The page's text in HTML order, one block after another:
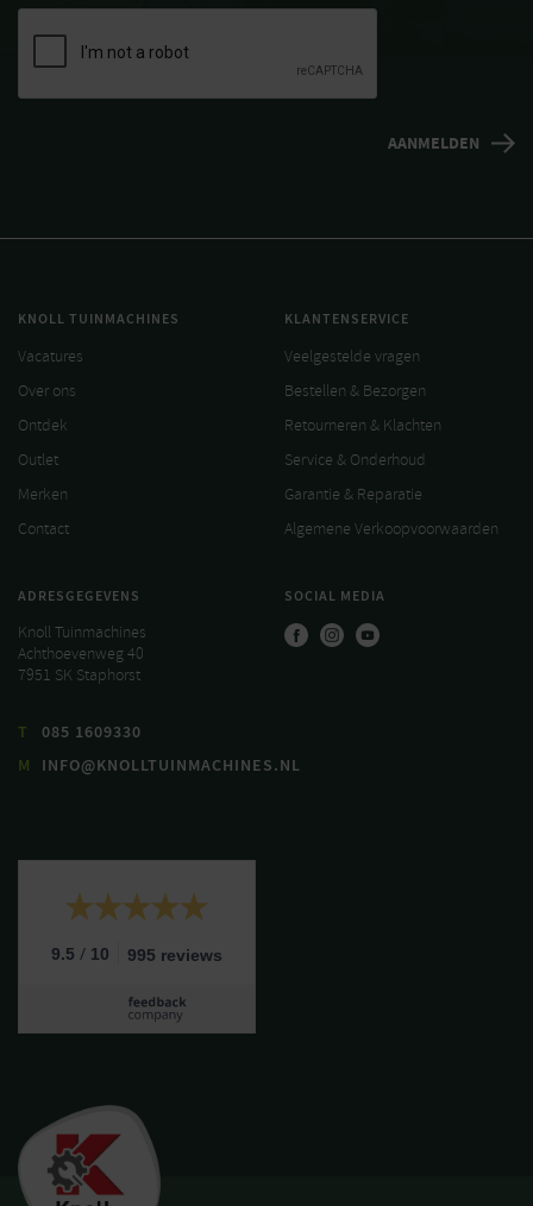
KNOLL TUINMACHINES
Vacatures
Over ons
Ontdek
Outlet
Merken
Contact
KLANTENSERVICE
Veelgestelde vragen
Bestellen & Bezorgen
Retourneren & Klachten
Service & Onderhoud
Garantie & Reparatie
Algemene Verkoopvoorwaarden
ADRESGEGEVENS
Knoll Tuinmachines
Achthoevenweg 40
7951 SK Staphorst
T
085 1609330
M
INFO@KNOLLTUINMACHINES.NL
SOCIAL MEDIA
9.5 / 10 995 reviews